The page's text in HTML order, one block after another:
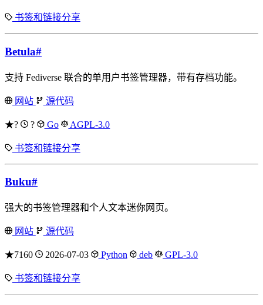
书签和链接分享
Betula#
支持 Fediverse 联合的单用户书签管理器，带有存档功能。
网站 源代码
★? ? Go AGPL-3.0
书签和链接分享
Buku#
强大的书签管理器和个人文本迷你网页。
网站 源代码
★7160 2026-07-03 Python deb GPL-3.0
书签和链接分享